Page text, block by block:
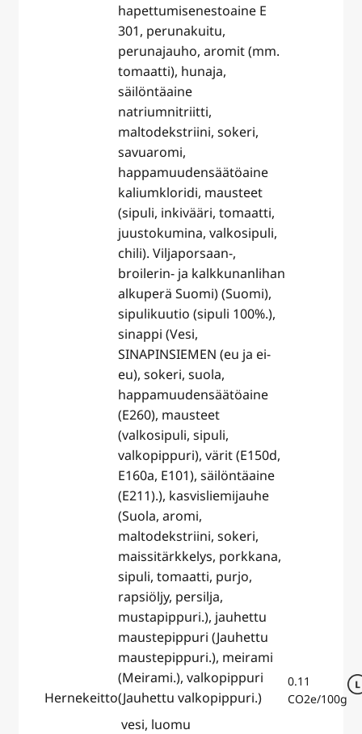
Hernekeitto
hapettumisenestoaine E
301, perunakuitu,
perunajauho, aromit (mm.
tomaatti), hunaja,
säilöntäaine
natriumnitriitti,
maltodekstriini, sokeri,
savuaromi,
happamuudensäätöaine
kaliumkloridi, mausteet
(sipuli, inkivääri, tomaatti,
juustokumina, valkosipuli,
chili). Viljaporsaan-,
broilerin- ja kalkkunanlihan
alkuperä Suomi) (Suomi),
sipulikuutio (sipuli 100%.),
sinappi (Vesi,
SINAPINSIEMEN (eu ja ei-
eu), sokeri, suola,
happamuudensäätöaine
(E260), mausteet
(valkosipuli, sipuli,
valkopippuri), värit (E150d,
E160a, E101), säilöntäaine
(E211).), kasvisliemijauhe
(Suola, aromi,
maltodekstriini, sokeri,
maissitärkkelys, porkkana,
sipuli, tomaatti, purjo,
rapsiöljy, persilja,
mustapippuri.), jauhettu
maustepippuri (Jauhettu
maustepippuri.), meirami
(Meirami.), valkopippuri
(Jauhettu valkopippuri.)
0.11
CO2e/100g
vesi, luomu